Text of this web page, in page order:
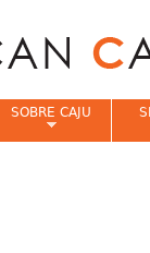
SOBRE CAJU